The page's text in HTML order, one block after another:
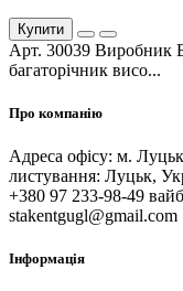
Купити
Арт. 30039 Виробник
багаторічник висо...
Про компанію
Адреса офісу: м.
листування: Луцьк,
+380 97 233-98-49
stakentgugl@gmail.com
Інформація